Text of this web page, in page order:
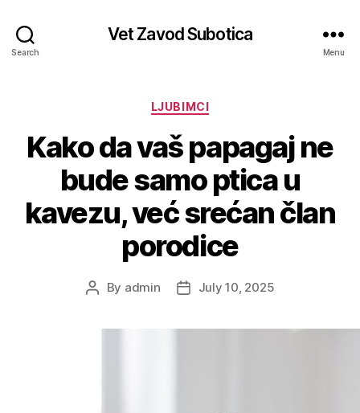
Search
Vet Zavod Subotica
Menu
Categories
LJUBIMCI
Kako da vaš papagaj ne
bude samo ptica u
kavezu, već srećan član
porodice
Post
By admin
PostJuly 10, 2025